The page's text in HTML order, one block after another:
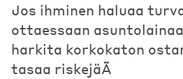
Jos ihminen haluaa
ottaessaan
harkita korkokaton
tasaa riskejäÃ